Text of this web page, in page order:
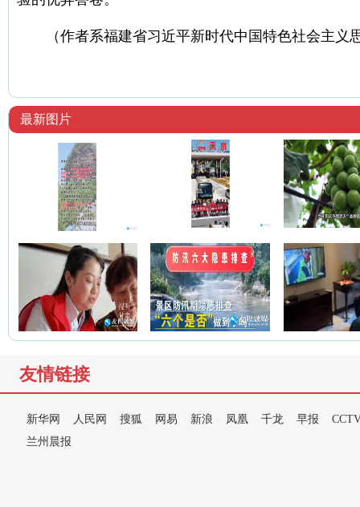
（作者系福建省习近平新时代中国特色社会主
最新图片
友情链接
新华网 人民网 搜狐 网易 新浪 凤凰 千龙 早报
兰州晨报